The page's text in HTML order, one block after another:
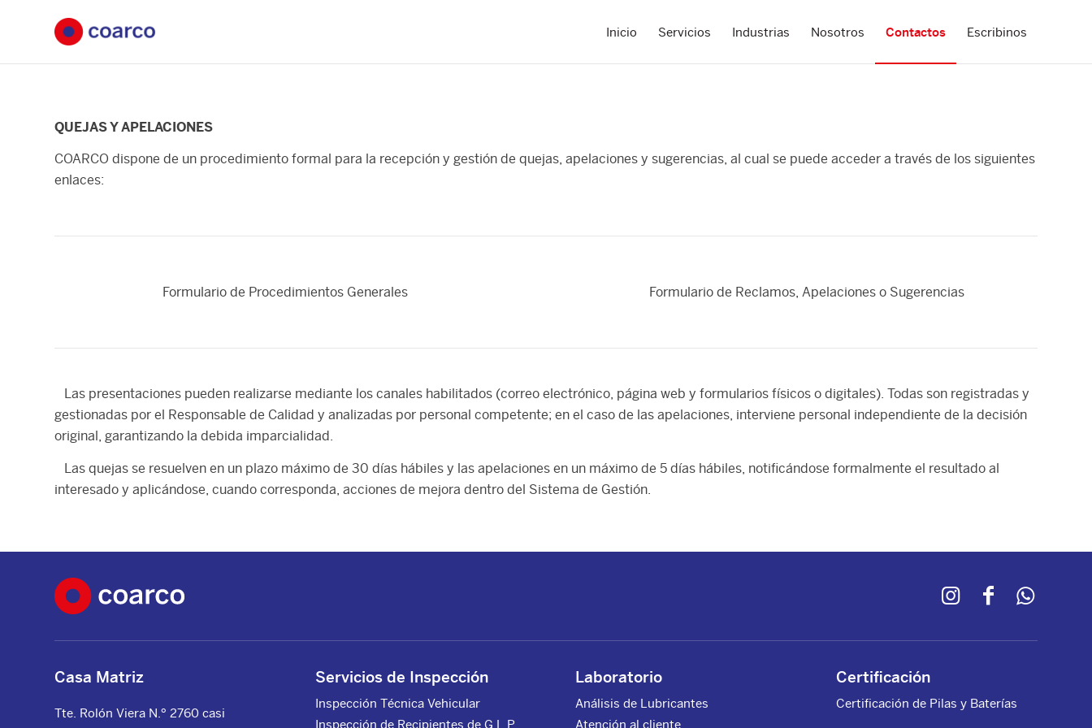
Inicio Servicios Industrias Nosotros Contactos Escribinos
QUEJAS Y APELACIONES
COARCO dispone de un procedimiento formal para la recepción y gestión de quejas, apelaciones y sugerencias, al cual se puede acceder a través de los siguientes
enlaces:
Formulario de Procedimientos Generales Formulario de Reclamos, Apelaciones o Sugerencias
Las presentaciones pueden realizarse mediante los canales habilitados (correo electrónico, página web y formularios físicos o digitales). Todas son registradas y
gestionadas por el Responsable de Calidad y analizadas por personal competente; en el caso de las apelaciones, interviene personal independiente de la decisión
original, garantizando la debida imparcialidad.
Las quejas se resuelven en un plazo máximo de 30 días hábiles y las apelaciones en un máximo de 5 días hábiles, notificándose formalmente el resultado al
interesado y aplicándose, cuando corresponda, acciones de mejora dentro del Sistema de Gestión.
Casa Matriz
Tte. Rolón Viera N.º 2760 casi
Servicios de Inspección
Inspección Técnica Vehicular
Inspección de Recipientes de G.L.P.
Laboratorio
Análisis de Lubricantes
Atención al cliente
Certificación
Certificación de Pilas y Baterías